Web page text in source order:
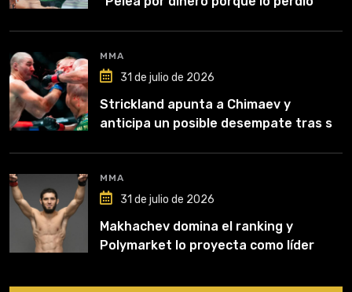
MMA
31 de julio de 2026
Strickland apunta a Chimaev y
anticipa un posible desempate tras su
MMA
31 de julio de 2026
Makhachev domina el ranking y
Polymarket lo proyecta como líder